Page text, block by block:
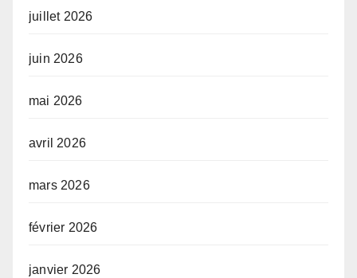
juillet 2026
juin 2026
mai 2026
avril 2026
mars 2026
février 2026
janvier 2026